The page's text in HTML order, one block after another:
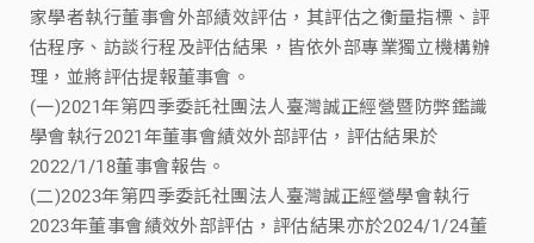
家學者執行董事會外部績效評估，其評估之衡量指標、評
估程序、訪談行程及評估結果，皆依外部專業獨立機構辦
理，並將評估提報董事會。
(一)2021年第四季委託社團法人臺灣誠正經營暨防弊鑑識
學會執行2021年董事會績效外部評估，評估結果於
2022/1/18董事會報告。
(二)2023年第四季委託社團法人臺灣誠正經營學會執行
2023年董事會績效外部評估，評估結果亦於2024/1/24董